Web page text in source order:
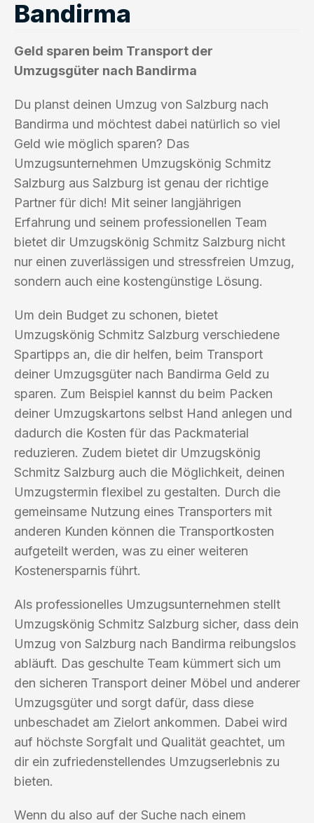
Bandirma
Geld sparen beim Transport der
Umzugsgüter nach Bandirma
Du planst deinen Umzug von Salzburg nach
Bandirma und möchtest dabei natürlich so viel
Geld wie möglich sparen? Das
Umzugsunternehmen Umzugskönig Schmitz
Salzburg aus Salzburg ist genau der richtige
Partner für dich! Mit seiner langjährigen
Erfahrung und seinem professionellen Team
bietet dir Umzugskönig Schmitz Salzburg nicht
nur einen zuverlässigen und stressfreien Umzug,
sondern auch eine kostengünstige Lösung.
Um dein Budget zu schonen, bietet
Umzugskönig Schmitz Salzburg verschiedene
Spartipps an, die dir helfen, beim Transport
deiner Umzugsgüter nach Bandirma Geld zu
sparen. Zum Beispiel kannst du beim Packen
deiner Umzugskartons selbst Hand anlegen und
dadurch die Kosten für das Packmaterial
reduzieren. Zudem bietet dir Umzugskönig
Schmitz Salzburg auch die Möglichkeit, deinen
Umzugstermin flexibel zu gestalten. Durch die
gemeinsame Nutzung eines Transporters mit
anderen Kunden können die Transportkosten
aufgeteilt werden, was zu einer weiteren
Kostenersparnis führt.
Als professionelles Umzugsunternehmen stellt
Umzugskönig Schmitz Salzburg sicher, dass dein
Umzug von Salzburg nach Bandirma reibungslos
abläuft. Das geschulte Team kümmert sich um
den sicheren Transport deiner Möbel und anderer
Umzugsgüter und sorgt dafür, dass diese
unbeschadet am Zielort ankommen. Dabei wird
auf höchste Sorgfalt und Qualität geachtet, um
dir ein zufriedenstellendes Umzugserlebnis zu
bieten.
Wenn du also auf der Suche nach einem